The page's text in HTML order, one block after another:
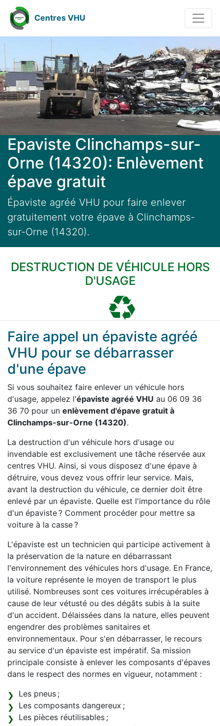
Centres VHU
Epaviste Clinchamps-sur-
Orne (14320): Enlèvement
épave gratuit
Épaviste agréé VHU pour faire enlever
gratuitement votre épave à Clinchamps-
sur-Orne (14320).
DESTRUCTION DE VÉHICULE HORS
D'USAGE
Faire appel un épaviste agréé
VHU pour se débarrasser
d'une épave
Si vous souhaitez faire enlever un véhicule hors
d'usage, appelez l'épaviste agréé VHU au 06 09 36
36 70 pour un enlèvement d'épave gratuit à
Clinchamps-sur-Orne (14320).
La destruction d'un véhicule hors d'usage ou
invendable est exclusivement une tâche réservée aux
centres VHU. Ainsi, si vous disposez d'une épave à
détruire, vous devez vous offrir leur service. Mais,
avant la destruction du véhicule, ce dernier doit être
enlevé par un épaviste. Quelle est l'importance du rôle
d'un épaviste ? Comment procéder pour mettre sa
voiture à la casse ?
L'épaviste est un technicien qui participe activement à
la préservation de la nature en débarrassant
l'environnement des véhicules hors d'usage. En France,
la voiture représente le moyen de transport le plus
utilisé. Nombreuses sont ces voitures irrécupérables à
cause de leur vétusté ou des dégâts subis à la suite
d'un accident. Délaissées dans la nature, elles peuvent
engendrer des problèmes sanitaires et
environnementaux. Pour s'en débarrasser, le recours
au service d'un épaviste est impératif. Sa mission
principale consiste à enlever les composants d'épaves
dans le respect des normes en vigueur, notamment :
Les pneus ;
Les composants dangereux ;
Les pièces réutilisables ;